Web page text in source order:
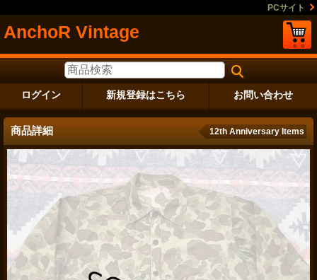
PCサイト
AnchoR Vintage
ログイン 新規登録はこちら お問い合わせ
商品詳細 12th Anniversary Items